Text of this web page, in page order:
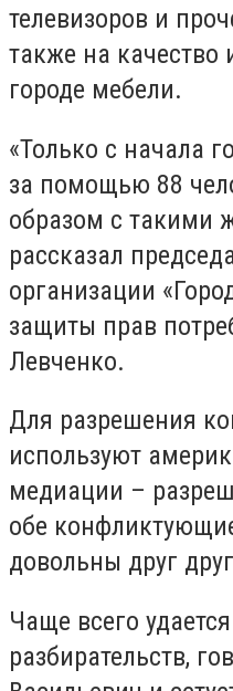
телевизоров и
также на качество
городе мебели.
«Только с начала
за помощью 88
образом с такими
рассказал
организации
защиты прав
Левченко.
Для разрешения
используют
медиации –
обе
довольны друг
Чаще всего
разбирательств,